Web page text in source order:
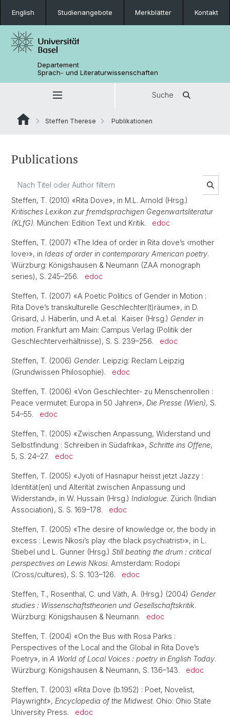
English Studienangebote Merkblätter Kontakt
Departement
Sprach- und Literaturwissenschaften
Suche
Steffen Therese Publikationen
Publications
Steffen, T. (2010) «Rita Dove», in M.L. Arnold (Hrsg.)
Kritisches Lexikon zur fremdsprachigen Gegenwartsliteratur
(KLfG). München: Edition Text und Kritik. edoc
Steffen, T. (2007) «The Idea of order in Rita dove’s ‹mother
love›», in Ideas of order in contemporary American poetry.
Würzburg: Königshausen & Neumann (ZAA monograph
series), S. 245–256. edoc
Steffen, T. (2007) «A Poetic Politics of Gender in Motion :
Rita Dove’s transkulturelle Geschlechter(t)räume», in D.
Grisard, J. Häberlin, und A.et.al. Kaiser (Hrsg.) Gender in
motion. Frankfurt am Main: Campus Verlag (Politik der
Geschlechterverhältnisse), S. S. 239–256. edoc
Steffen, T. (2006) Gender. Leipzig: Reclam Leipzig
(Grundwissen Philosophie). edoc
Steffen, T. (2006) «Von Geschlechter- zu Menschenrollen :
Peace vermutet: Europa in 50 Jahren», Die Presse (Wien), S.
54–55. edoc
Steffen, T. (2005) «Zwischen Anpassung, Widerstand und
Selbstfindung : Schreiben in Südafrika», Schritte ins Offene,
5, S. 24–27. edoc
Steffen, T. (2005) «Jyoti of Hasnapur heisst jetzt Jazzy :
Identität(en) und Alterität zwischen Anpassung und
Widerstand», in W. Hussain (Hrsg.) Indialogue. Zürich (Indian
Association), S. S. 169–178. edoc
Steffen, T. (2005) «The desire of knowledge or, the body in
excess : Lewis Nkosi’s play ‹the black psychiatrist›», in L.
Stiebel und L. Gunner (Hrsg.) Still beating the drum : critical
perspectives on Lewis Nkosi. Amsterdam: Rodopi
(Cross/cultures), S. S. 103–126. edoc
Steffen, T., Rosenthal, C. und Väth, A. (Hrsg.) (2004) Gender
studies : Wissenschaftstheorien und Gesellschaftskritik.
Würzburg: Königshausen & Neumann. edoc
Steffen, T. (2004) «On the Bus with Rosa Parks :
Perspectives of the Local and the Global in Rita Dove’s
Poetry», in A World of Local Voices : poetry in English Today.
Würzburg: Königshausen & Neumann, S. 136–143. edoc
Steffen, T. (2003) «Rita Dove (b.1952) : Poet, Novelist,
Playwright», Encyclopedia of the Midwest. Ohio: Ohio State
University Press. edoc